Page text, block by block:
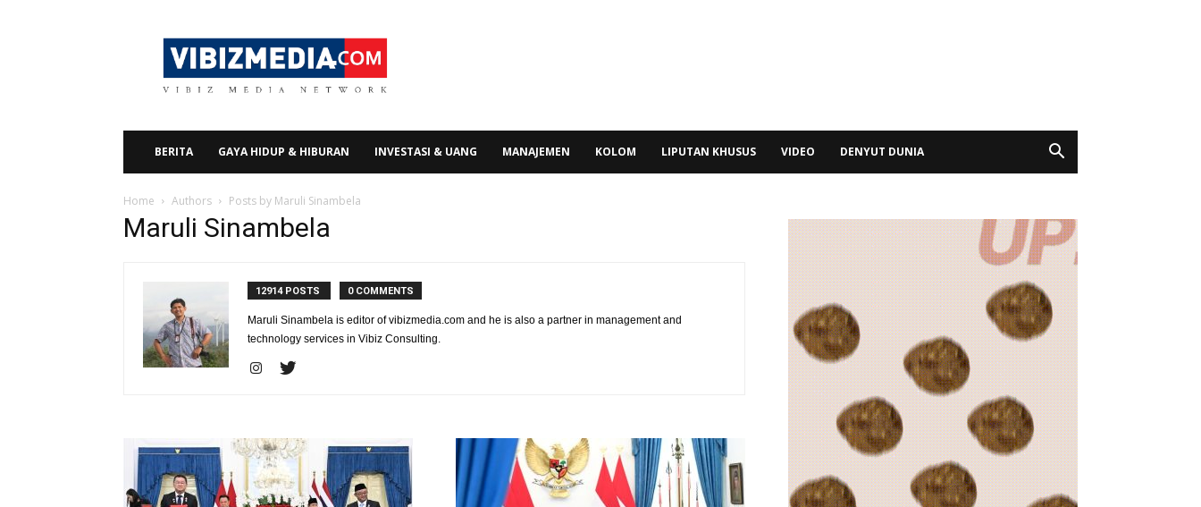
Vibizmedia.com
BERITA GAYA HIDUP & HIBURAN INVESTASI & UANG MANAJEMEN KOLOM LIPUTAN KHUSUS VIDEO DENYUT DUNIA
Home Authors Posts by Maruli Sinambela
Maruli Sinambela
12914 POSTS 0 COMMENTS
Maruli Sinambela is editor of vibizmedia.com and he is also a partner in management and
technology services in Vibiz Consulting.